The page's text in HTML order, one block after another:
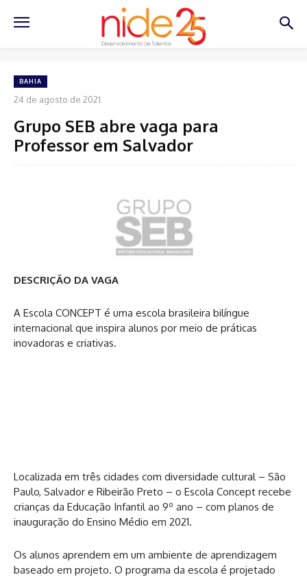
BAHIA
24 de agosto de 2021
Grupo SEB abre vaga para
Professor em Salvador
DESCRIÇÃO DA VAGA
A Escola CONCEPT é uma escola brasileira bilíngue
internacional que inspira alunos por meio de práticas
inovadoras e criativas.
Localizada em três cidades com diversidade cultural – São
Paulo, Salvador e Ribeirão Preto – o Escola Concept recebe
crianças da Educação Infantil ao 9º ano – com planos de
inauguração do Ensino Médio em 2021.
Os alunos aprendem em um ambiente de aprendizagem
baseado em projeto. O programa da escola é projetado